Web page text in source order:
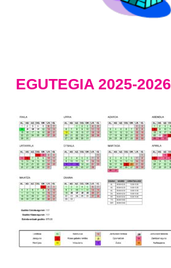
EGUTEGIA 2025-2026